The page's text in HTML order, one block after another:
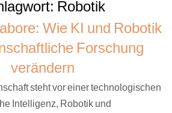
Robotik
Wie KI und Robotik
Forschung
verändern
steht vor einer technologischen
Intelligenz, Robotik und